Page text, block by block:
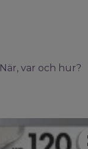
När, var och hur?